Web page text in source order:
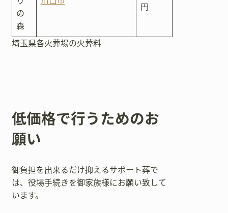
の
森
円
埼玉県各火葬場の火葬料
低価格で行うためのお
願い
御負担を出来るだけ抑えるサポート葬で
は、役場手続きを御家族様にお願い致して
います。